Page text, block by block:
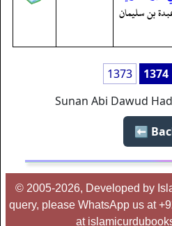
بن سليمان
1373 1374
Sunan Abi Dawud
© 2005-2026, Developed by
query, please WhatsApp us at
at